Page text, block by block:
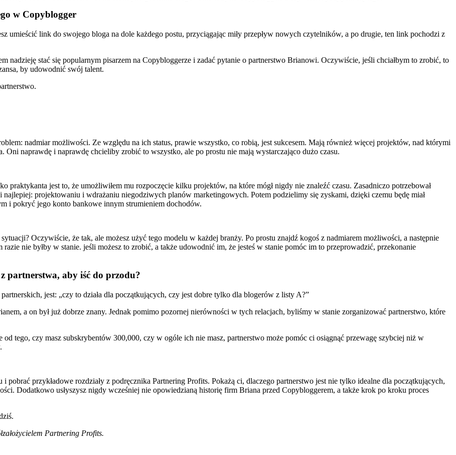
w Copyblogger
umieścić link do swojego bloga na dole każdego postu, przyciągając miły przepływ nowych czytelników, a po drugie, ten link pochodzi z
nadzieję stać się popularnym pisarzem na Copybloggerze i zadać pytanie o partnerstwo Brianowi. Oczywiście, jeśli chciałbym to zrobić, to
by udowodnić swój talent.
nadmiar możliwości. Ze względu na ich status, prawie wszystko, co robią, jest sukcesem. Mają również więcej projektów, nad którymi
naprawdę i naprawdę chcieliby zrobić to wszystko, ale po prostu nie mają wystarczająco dużo czasu.
praktykanta jest to, że umożliwiłem mu rozpoczęcie kilku projektów, na które mógł nigdy nie znaleźć czasu. Zasadniczo potrzebował
najlepiej: projektowaniu i wdrażaniu niegodziwych planów marketingowych. Potem podzielimy się zyskami, dzięki czemu będę miał
i pokryć jego konto bankowe innym strumieniem dochodów.
Oczywiście, że tak, ale możesz użyć tego modelu w każdej branży. Po prostu znajdź kogoś z nadmiarem możliwości, a następnie
nie byłby w stanie. jeśli możesz to zrobić, a także udowodnić im, że jesteś w stanie pomóc im to przeprowadzić, przekonanie
partnerstwa, aby iść do przodu?
jest: „czy to działa dla początkujących, czy jest dobre tylko dla blogerów z listy A?”
a on był już dobrze znany. Jednak pomimo pozornej nierówności w tych relacjach, byliśmy w stanie zorganizować partnerstwo, które
tego, czy masz subskrybentów 300,000, czy w ogóle ich nie masz, partnerstwo może pomóc ci osiągnąć przewagę szybciej niż w
przykładowe rozdziały z podręcznika Partnering Profits. Pokażą ci, dlaczego partnerstwo jest nie tylko idealne dla początkujących,
Dodatkowo usłyszysz nigdy wcześniej nie opowiedzianą historię firm Briana przed Copybloggerem, a także krok po kroku proces
Partnering Profits.